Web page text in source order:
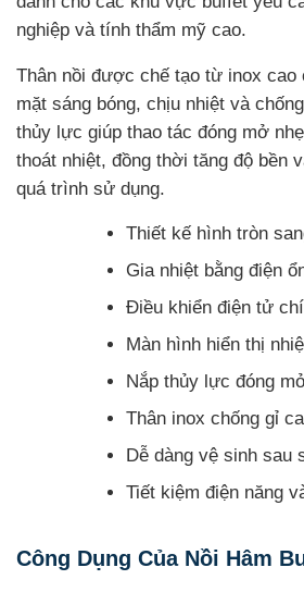
nghiệp và tính thẩm mỹ cao.
Thân nồi được chế tạo từ inox cao
mặt sáng bóng, chịu nhiệt và
thủy lực giúp thao tác đóng mở
thoát nhiệt, đồng thời tăng độ bền
quá trình sử dụng.
Thiết kế hình tròn
Gia nhiệt bằng điện
Điều khiển điện tử
Màn hình hiển thị
Nắp thủy lực đóng
Thân inox chống gỉ
Dễ dàng vệ sinh sau
Tiết kiệm điện năng
Công Dụng Của Nồi Hâm